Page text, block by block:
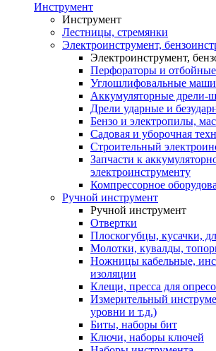
Инструмент
Инструмент
Лестницы, стремянки
Электроинструмент,
Электроинструмент,
Перфораторы и
Углошлифовальные
Аккумуляторные дрели-
Дрели ударные и
Бензо и электропилы,
Садовая и уборочная
Строительный
Запчасти к
электроинструменту
Компрессорное
Ручной инструмент
Ручной инструмент
Отвертки
Плоскогубцы, кусачки,
Молотки, кувалды,
Ножницы кабельные,
изоляции
Клещи, пресса для
Измерительный
уровни и т.д.)
Биты, наборы бит
Ключи, наборы ключей